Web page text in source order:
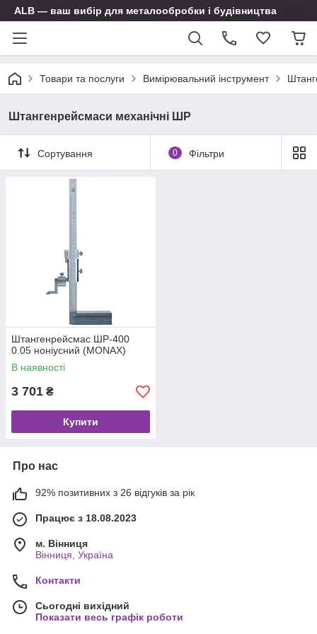
ALB — ваш вибір для металообробки і будівництва
Товари та послуги Вимірювальний інструмент
Штангенрейсмаси механічні ШР
Сортування 0 Фільтри
Штангенрейсмас ШР-400
0.05 ноніусний (MONAX)
В наявності
3 701 ₴
Купити
Про нас
92% позитивних з 26 відгуків за рік
Працює з 18.08.2023
м. Вінниця
Вінниця, Україна
Контакти
Сьогодні вихідний
Показати весь графік роботи